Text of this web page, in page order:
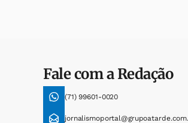
Fale com a Redação
(71) 99601-0020